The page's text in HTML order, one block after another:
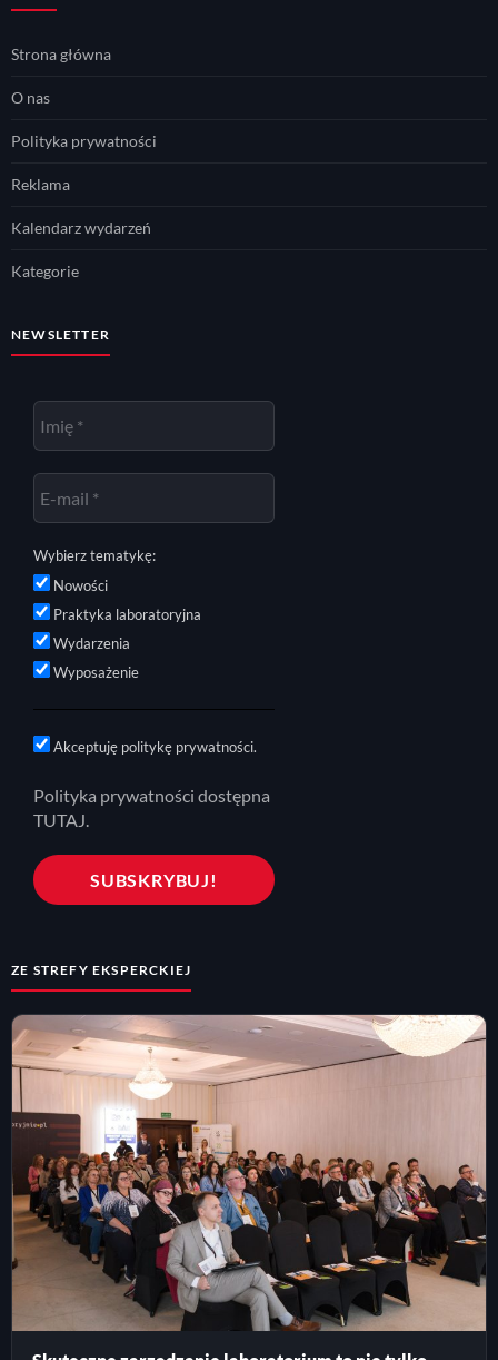
Strona główna
O nas
Polityka prywatności
Reklama
Kalendarz wydarzeń
Kategorie
NEWSLETTER
Wybierz tematykę:
Nowości
Praktyka laboratoryjna
Wydarzenia
Wyposażenie
Akceptuję politykę prywatności.
Polityka prywatności dostępna
TUTAJ.
ZE STREFY EKSPERCKIEJ